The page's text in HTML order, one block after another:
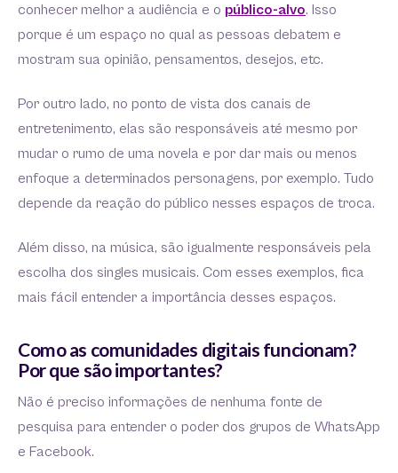
conhecer melhor a audiência e o público-alvo. Isso
porque é um espaço no qual as pessoas debatem e
mostram sua opinião, pensamentos, desejos, etc.
Por outro lado, no ponto de vista dos canais de
entretenimento, elas são responsáveis até mesmo por
mudar o rumo de uma novela e por dar mais ou menos
enfoque a determinados personagens, por exemplo. Tudo
depende da reação do público nesses espaços de troca.
Além disso, na música, são igualmente responsáveis pela
escolha dos singles musicais. Com esses exemplos, fica
mais fácil entender a importância desses espaços.
Como as comunidades digitais funcionam?
Por que são importantes?
Não é preciso informações de nenhuma fonte de
pesquisa para entender o poder dos grupos de WhatsApp
e Facebook.